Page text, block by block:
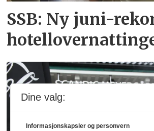
SSB: Ny juni-
Dine valg:
Informasjonskapsler og personvern